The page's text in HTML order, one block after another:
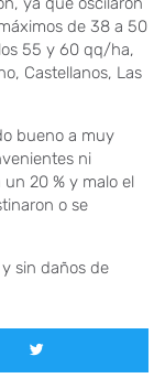
de 38 a 50
55 y 60 qq/ha,
Castellanos, Las
bueno a muy
ni
20 % y malo el
o se
sin daños de